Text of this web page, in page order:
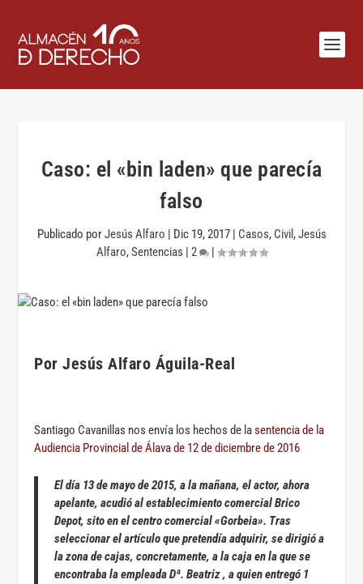
Caso: el «bin laden» que parecía
falso
Publicado porJesús Alfaro | Dic 19, 2017| Casos, Civil ,Jesús
Alfaro,Sentencias | 2 |
Por Jesús Alfaro Águila-Real
Santiago Cavanillas nos envía los hechos de lasentencia de la
Audiencia Provincial de Álava de 12 de diciembre de 2016
El día 13 de mayo de 2015, a la mañana, el actor, ahora
apelante, acudió al establecimiento comercial Brico
Depot, sito en el centro comercial «Gorbeia». Tras
seleccionar el artículo que pretendía adquirir, se dirigió a
la zona de cajas, concretamente, a la caja en la que se
encontraba la empleada Dª. Beatriz , a quien entregó 1